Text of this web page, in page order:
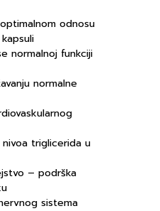
odnosu
normalnoj funkciji
normalne
triglicerida u
– podrška
sistema